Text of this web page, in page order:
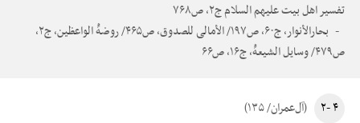
تفسیر اهل بیت علیهم السلام ج۲، ص۷۶۸
بحارالأنوار، ج۶۰، ص۱۹۷/ الأمالی للصدوق، ص۴۶۵/ روضهًْ الواعظین، ج۲،
ص۴۷۹/ وسایل الشیعهًْ، ج۱۶، ص۶۶
۴ -۲ (آل‌عمران/ ۱۳۵)